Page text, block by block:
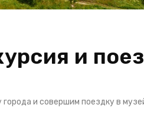
и
города и совершим поездку в